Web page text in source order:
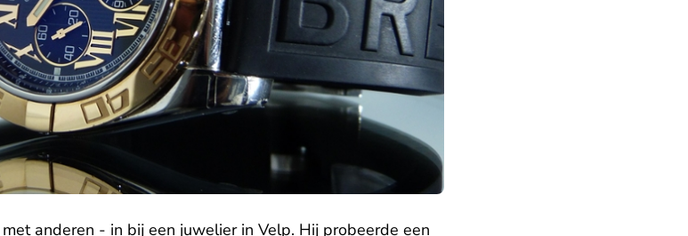
anderen - in bij een juwelier in Velp. Hij probeerde een